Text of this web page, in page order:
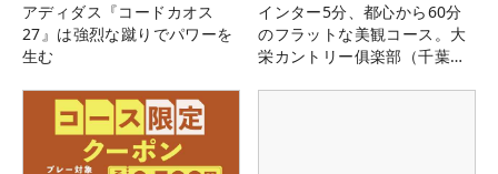
アディダス『コードカオス
27』は強烈な蹴りでパワーを
生む
インター5分、都心から60分
のフラットな美観コース。大
栄カントリー俱楽部（千葉